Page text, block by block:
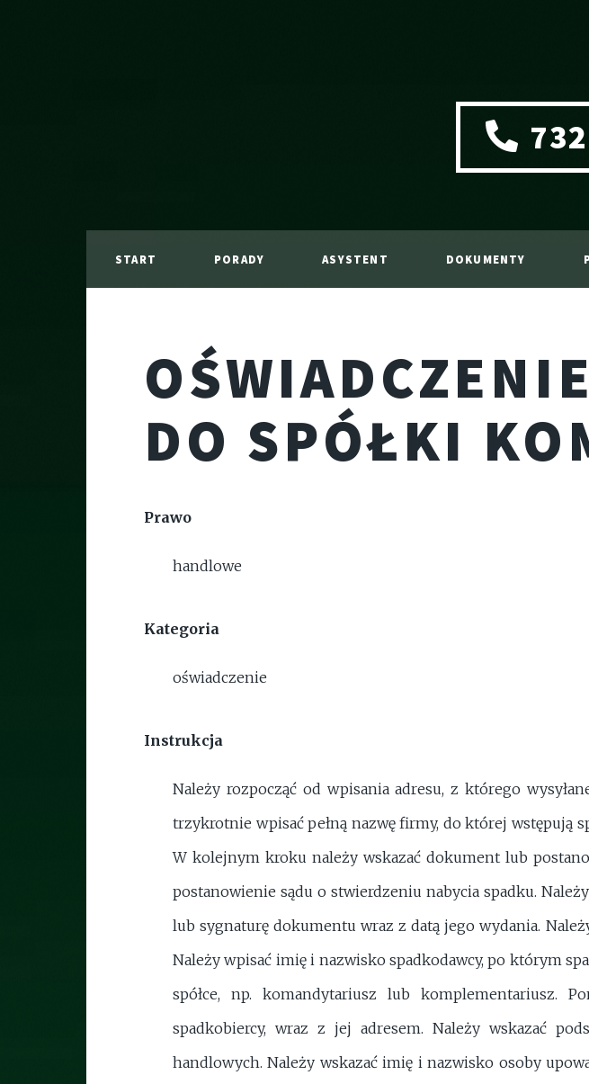
START PORADY ASYSTENT DOKUMENTY
DO SPÓŁKI
Prawo
handlowe
Kategoria
oświadczenie
Instrukcja
Należy rozpocząć od wpisania adresu, z którego
trzykrotnie wpisać pełną nazwę firmy, do której wstępują
W kolejnym kroku należy wskazać dokument lub
postanowienie sądu o stwierdzeniu nabycia spadku.
lub sygnaturę dokumentu wraz z datą jego wydania.
Należy wpisać imię i nazwisko spadkodawcy, po którym
spółce, np. komandytariusz lub komplementariusz.
spadkobiercy, wraz z jej adresem. Należy wskazać
handlowych. Należy wskazać imię i nazwisko osoby